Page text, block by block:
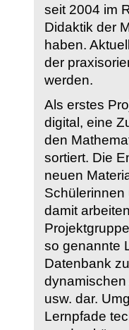
seit 2004 im
Didaktik der
haben.
der
werden.
Als erstes
digital, eine
den
sortiert. Die
neuen
damit
so genannte
Datenbank
dynamischen
usw. dar.
Lernpfade